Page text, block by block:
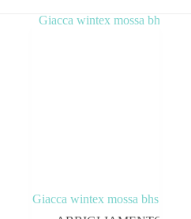
Giacca wintex mossa bhs